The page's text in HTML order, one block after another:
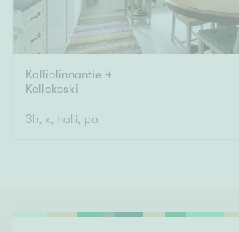
Kalliolinnantie 4
Kellokoski
3h, k, halli, pa